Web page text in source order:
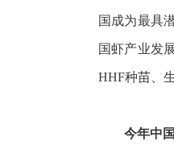
国成为最具
国虾产业发
HHF种苗、
今年中